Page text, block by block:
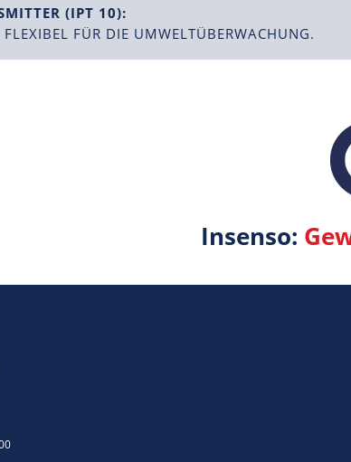
(IPT 10):
FÜR DIE UMWELTÜBERWACHUNG.
Insenso: